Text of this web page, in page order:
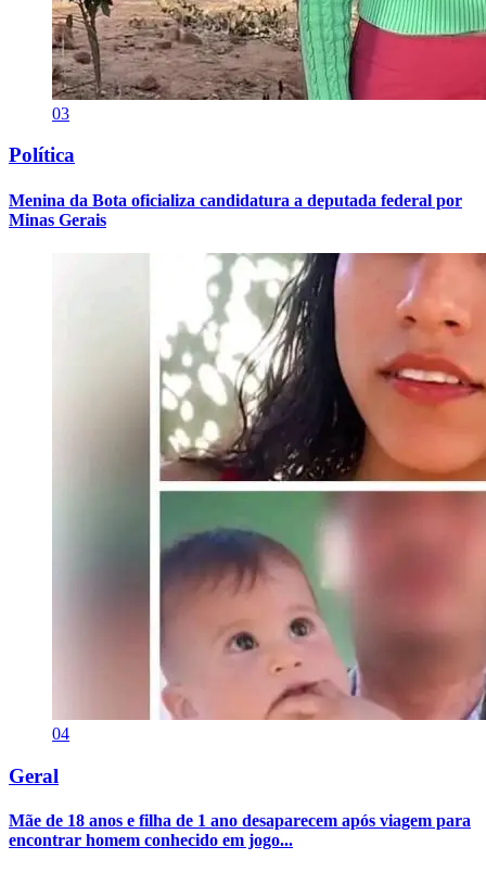
03
Política
Menina da Bota oficializa candidatura a deputada federal por
Minas Gerais
04
Geral
Mãe de 18 anos e filha de 1 ano desaparecem após viagem para
encontrar homem conhecido em jogo...